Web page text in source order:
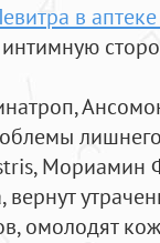
в
Мориамин
омолодят